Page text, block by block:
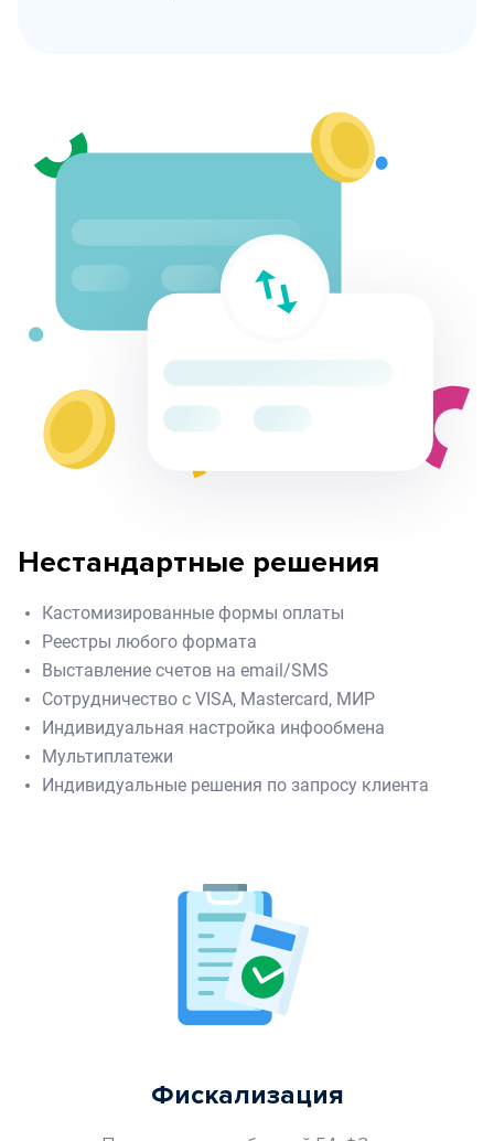
Нестандартные решения
Кастомизированные формы оплаты
Реестры любого формата
Выставление счетов на email/SMS
Сотрудничество с VISA, Mastercard, МИР
Индивидуальная настройка инфообмена
Мультиплатежи
Индивидуальные решения по запросу клиента
Фискализация
Произошла ошибка.